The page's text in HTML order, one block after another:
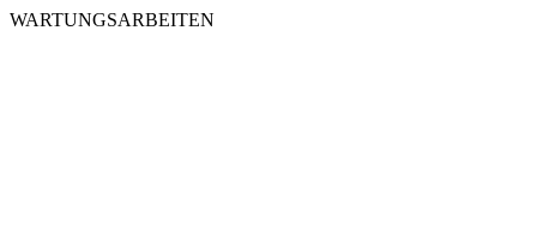
WARTUNGSARBEITEN